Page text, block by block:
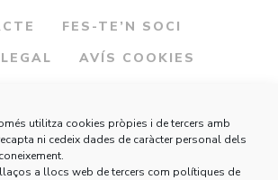
utilitza cookies pròpies i de tercers amb
ni cedeix dades de caràcter personal dels
a llocs web de tercers com polítiques de
FES-TE’N SOCI
AVÍS COOKIES